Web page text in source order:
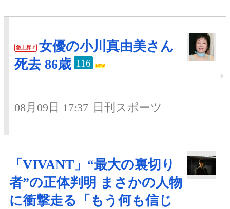
急上昇
女優の小川真由美さん
死去 86歳 116
08月09日 17:37 日刊スポーツ
「VIVANT」“最大の裏切り
者”の正体判明 まさかの人物
に衝撃走る「もう何も信じ